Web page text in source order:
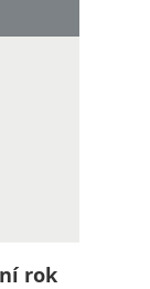
rok